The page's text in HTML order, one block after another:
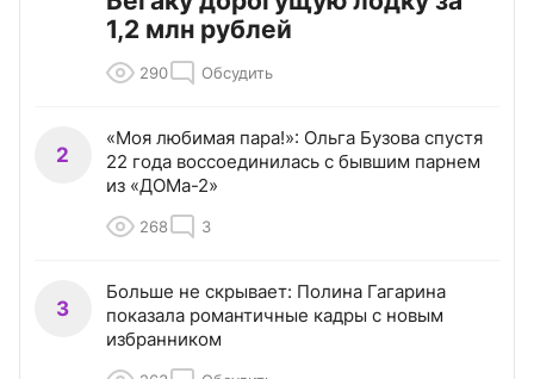
1,2 млн рублей
290 Обсудить
2
«Моя любимая пара!»: Ольга Бузова спустя
22 года воссоединилась с бывшим парнем
из «ДОМа-2»
268 3
3
Больше не скрывает: Полина Гагарина
показала романтичные кадры с новым
избранником